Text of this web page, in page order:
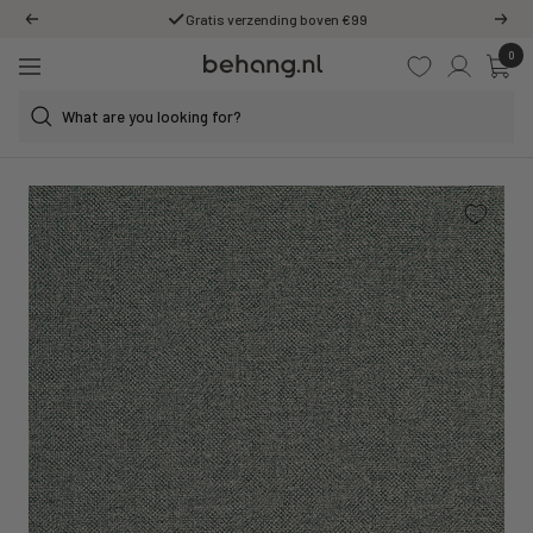
Skip
content
Previous Gratis verzending boven €99 Next
0
Behang.nl
Navigation